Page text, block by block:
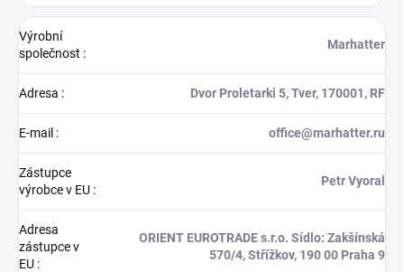
Výrobní
společnost :
Marhatter
Adresa : Dvor Proletarki 5, Tver, 170001, RF
E-mail : office@marhatter.ru
Zástupce
výrobce v EU :
Petr Vyoral
Adresa
zástupce v
EU :
ORIENT EUROTRADE s.r.o. Sídlo: Zakšínská
570/4, Střížkov, 190 00 Praha 9